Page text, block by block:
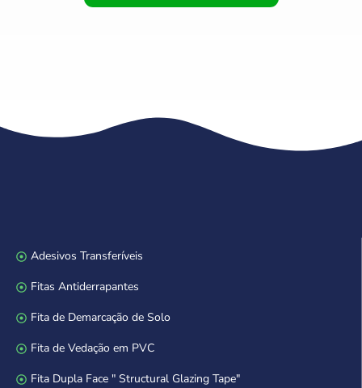
Adesivos Transferíveis
Fitas Antiderrapantes
Fita de Demarcação de Solo
Fita de Vedação em PVC
Fita Dupla Face " Structural Glazing Tape"